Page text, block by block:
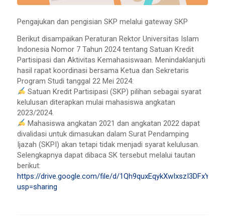
Pengajukan dan pengisian SKP melalui gateway SKP
Berikut disampaikan Peraturan Rektor Universitas Islam
Indonesia Nomor 7 Tahun 2024 tentang Satuan Kredit
Partisipasi dan Aktivitas Kemahasiswaan. Menindaklanjuti
hasil rapat koordinasi bersama Ketua dan Sekretaris
Program Studi tanggal 22 Mei 2024:
Satuan Kredit Partisipasi (SKP) pilihan sebagai syarat
kelulusan diterapkan mulai mahasiswa angkatan
2023/2024.
Mahasiswa angkatan 2021 dan angkatan 2022 dapat
divalidasi untuk dimasukan dalam Surat Pendamping
Ijazah (SKPI) akan tetapi tidak menjadi syarat kelulusan.
Selengkapnya dapat dibaca SK tersebut melalui tautan
berikut:
https://drive.google.com/file/d/
usp=sharing